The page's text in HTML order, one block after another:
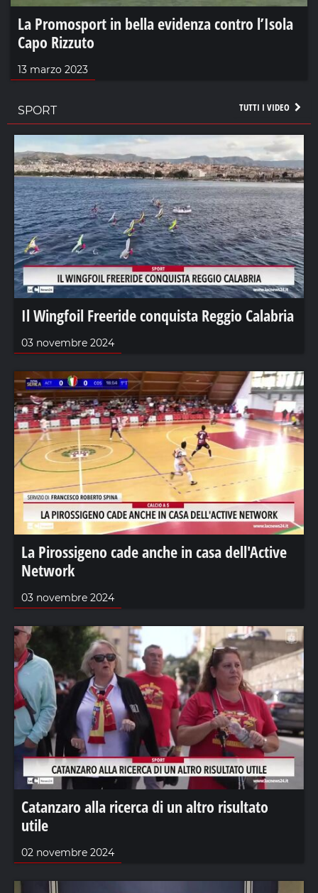
La Promosport in bella evidenza contro l’Isola
Capo Rizzuto
13 marzo 2023
TUTTI I VIDEO
SPORT
Il Wingfoil Freeride conquista Reggio Calabria
03 novembre 2024
La Pirossigeno cade anche in casa dell'Active
Network
03 novembre 2024
Catanzaro alla ricerca di un altro risultato
utile
02 novembre 2024